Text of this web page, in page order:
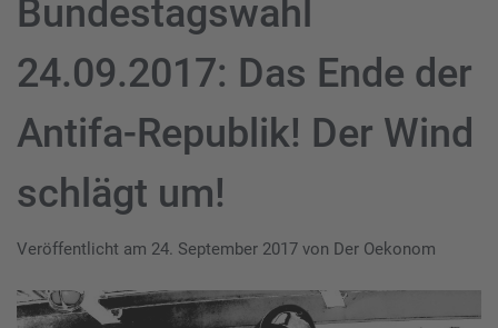
Bundestagswahl
24.09.2017: Das Ende der
Antifa-Republik! Der Wind
schlägt um!
Veröffentlicht am 24. September 2017 von Der Oekonom